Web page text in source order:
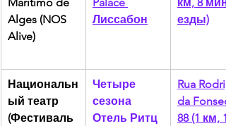
Alges (NOS
Alive)
Лиссабон
езды)
Национальн
ый театр
(Фестиваль
Четыре
сезона
Отель Ритц
Rua
da
88 (1 км,